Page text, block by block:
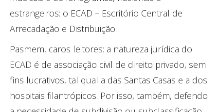
estrangeiros: o ECAD – Escritório Central de
Arrecadação e Distribuição.
Pasmem, caros leitores: a natureza jurídica do
ECAD é de associação civil de direito privado, sem
fins lucrativos, tal qual a das Santas Casas e a dos
hospitais filantrópicos. Por isso, também, defendo